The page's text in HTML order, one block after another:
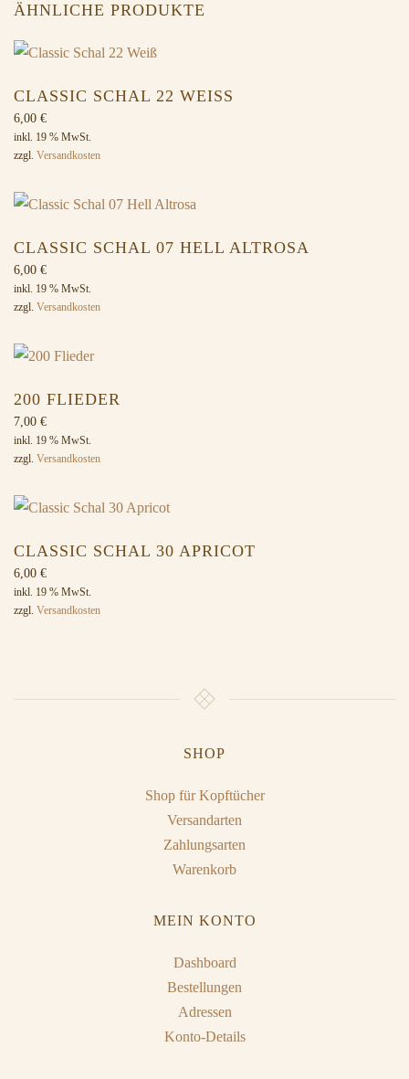
ÄHNLICHE PRODUKTE
CLASSIC SCHAL 22 WEISS
6,00 €
inkl. 19 % MwSt.
zzgl. Versandkosten
CLASSIC SCHAL 07 HELL ALTROSA
6,00 €
inkl. 19 % MwSt.
zzgl. Versandkosten
200 FLIEDER
7,00 €
inkl. 19 % MwSt.
zzgl. Versandkosten
CLASSIC SCHAL 30 APRICOT
6,00 €
inkl. 19 % MwSt.
zzgl. Versandkosten
SHOP
Shop für Kopftücher
Versandarten
Zahlungsarten
Warenkorb
MEIN KONTO
Dashboard
Bestellungen
Adressen
Konto-Details